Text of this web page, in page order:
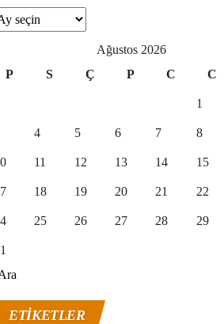
Ağustos 2026
P
S Ç P C C
1
4 5 6 7 8
11 12 13 14 15
18 19 20 21 22
25 26 27 28 29
ETIKETLER